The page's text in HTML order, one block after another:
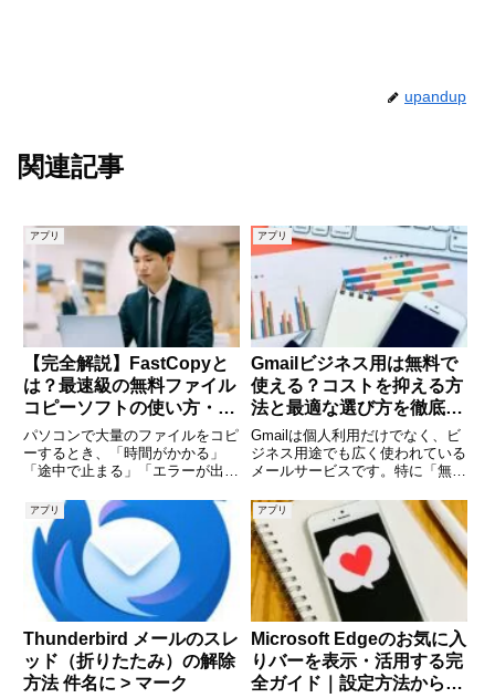
upandup
関連記事
アプリ
【完全解説】FastCopyと
は？最速級の無料ファイル
コピーソフトの使い方・特
徴・安全性まで徹底解説
パソコンで大量のファイルをコピ
ーするとき、「時間がかかる」
「途中で止まる」「エラーが出
か。特に動画やバックアップデー
タのような大容量ファイルを扱う
場合、標準のエクスプローラーで
は不便に感じることがあります。
そんな
アプリ
Gmailビジネス用は無料で
使える？コストを抑える方
法と最適な選び方を徹底解
説
Gmailは個人利用だけでなく、ビ
ジネス用途でも広く使われている
メールサービスです。特に「無料
つ方は多く、起業したばかりの方
や副業を始めた方にとっては重要
なポイントとなります。実際に
は、Gmailには無料版と有
アプリ
Thunderbird メールのスレ
ッド（折りたたみ）の解除
方法 件名に > マーク
アプリ
Microsoft Edgeのお気に入
りバーを表示・活用する完
全ガイド｜設定方法から非